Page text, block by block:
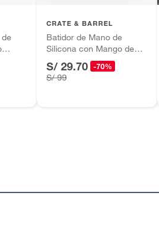
CRATE & BARREL
Batidor de Mano de
Silicona con Mango de
S/ 29.70 -70%
S/ 99